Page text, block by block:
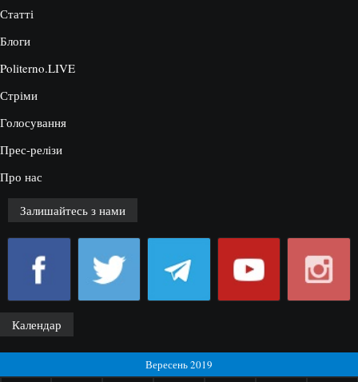
Статті
Блоги
Politerno.LIVE
Стріми
Голосування
Прес-релізи
Про нас
Залишайтесь з нами
Календар
Вересень 2019